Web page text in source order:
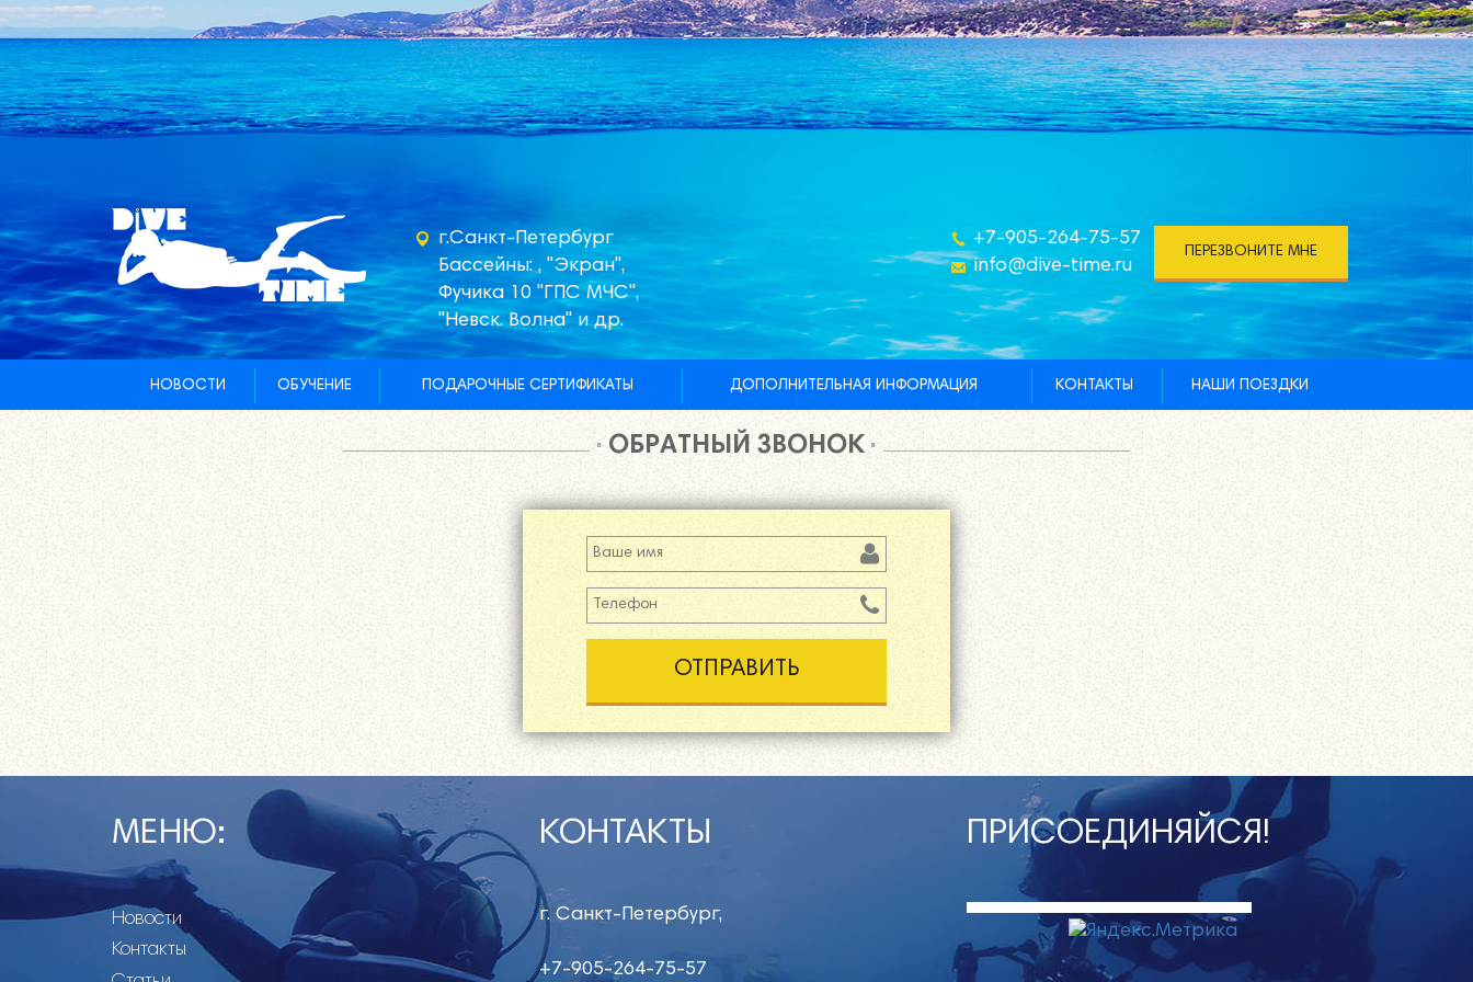
г.Санкт-Петербург
Бассейны: , "Экран",
Фучика 10 "ГПС МЧС",
"Невск. Волна" и др.
ПЕРЕЗВОНИТЕ МНЕ
+7-905-264-75-57
info@dive-time.ru
НОВОСТИ ОБУЧЕНИЕ ПОДАРОЧНЫЕ СЕРТИФИКАТЫ ДОПОЛНИТЕЛЬНАЯ ИНФОРМАЦИЯ КОНТАКТЫ НАШИ ПОЕЗДКИ
ОБРАТНЫЙ ЗВОНОК
Ваше имя
Телефон*
МЕНЮ:
Новости
Контакты
КОНТАКТЫ
г. Санкт-Петербург,
+7-905-264-75-57
ПРИСОЕДИНЯЙСЯ!